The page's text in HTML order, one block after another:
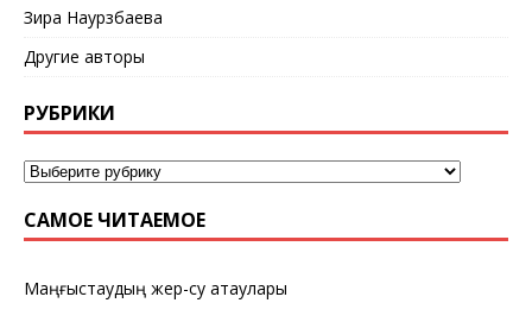
Зира Наурзбаева
Другие авторы
РУБРИКИ
САМОЕ ЧИТАЕМОЕ
Маңғыстаудың жер-су атаулары